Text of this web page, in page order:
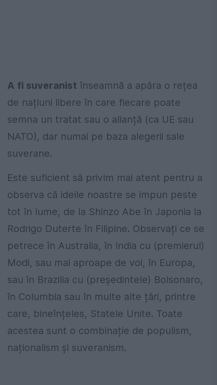
A fi suveranist înseamnă a apăra o rețea
de națiuni libere în care fiecare poate
semna un tratat sau o alianță (ca UE sau
NATO), dar numai pe baza alegerii sale
suverane.
Este suficient să privim mai atent pentru a
observa că ideile noastre se impun peste
tot în lume, de la Shinzo Abe în Japonia la
Rodrigo Duterte în Filipine. Observați ce se
petrece în Australia, în India cu (premierul)
Modi, sau mai aproape de voi, în Europa,
sau în Brazilia cu (președintele) Bolsonaro,
în Columbia sau în multe alte țări, printre
care, bineînțeles, Statele Unite. Toate
acestea sunt o combinație de populism,
naționalism și suveranism.